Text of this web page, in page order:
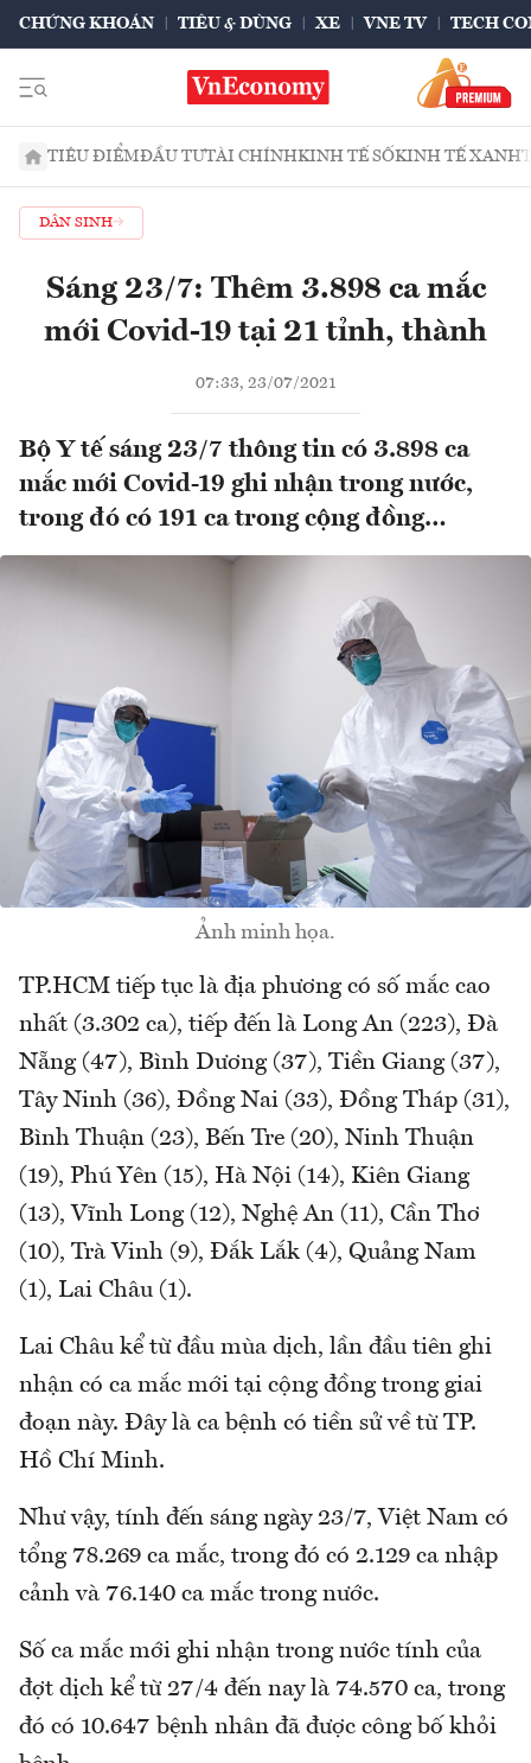
CHỨNG KHOÁN TIÊU & DÙNG XE VNE TV TECH
TIÊU ĐIỂMĐẦU TƯTÀI CHÍNHKINH TẾ SỐKINH TẾ XANH
DÂN SINH
Sáng 23/7: Thêm 3.898 ca mắc
mới Covid-19 tại 21 tỉnh, thành
07:33, 23/07/2021
Bộ Y tế sáng 23/7 thông tin có 3.898 ca
mắc mới Covid-19 ghi nhận trong nước,
trong đó có 191 ca trong cộng đồng…
Ảnh minh họa.
TP.HCM tiếp tục là địa phương có số mắc cao
nhất (3.302 ca), tiếp đến là Long An (223), Đà
Nẵng (47), Bình Dương (37), Tiền Giang (37),
Tây Ninh (36), Đồng Nai (33), Đồng Tháp (31),
Bình Thuận (23), Bến Tre (20), Ninh Thuận
(19), Phú Yên (15), Hà Nội (14), Kiên Giang
(13), Vĩnh Long (12), Nghệ An (11), Cần Thơ
(10), Trà Vinh (9), Đắk Lắk (4), Quảng Nam
(1), Lai Châu (1).
Lai Châu kể từ đầu mùa dịch, lần đầu tiên ghi
nhận có ca mắc mới tại cộng đồng trong giai
đoạn này. Đây là ca bệnh có tiền sử về từ TP.
Hồ Chí Minh.
Như vậy, tính đến sáng ngày 23/7, Việt Nam có
tổng 78.269 ca mắc, trong đó có 2.129 ca nhập
cảnh và 76.140 ca mắc trong nước.
Số ca mắc mới ghi nhận trong nước tính của
đợt dịch kể từ 27/4 đến nay là 74.570 ca, trong
đó có 10.647 bệnh nhân đã được công bố khỏi